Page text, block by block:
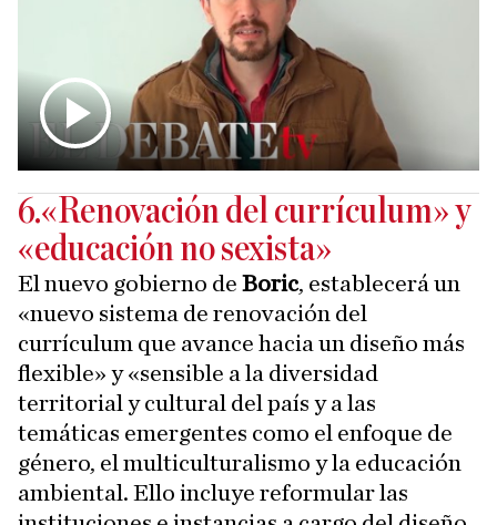
6.«Renovación del currículum» y
«educación no sexista»
El nuevo gobierno de Boric, establecerá un
«nuevo sistema de renovación del
currículum que avance hacia un diseño más
flexible» y «sensible a la diversidad
territorial y cultural del país y a las
temáticas emergentes como el enfoque de
género, el multiculturalismo y la educación
ambiental. Ello incluye reformular las